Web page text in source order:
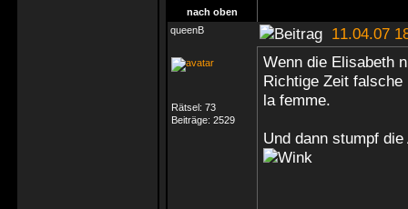
nach oben
queenB
11.04.07
Rätsel: 73
Beiträge: 2529
Wenn die Elisabeth
Richtige Zeit
la femme.
Und dann stumpf